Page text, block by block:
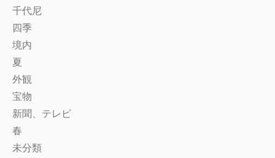
千代尼
四季
境内
夏
外観
宝物
新聞、テレビ
春
未分類